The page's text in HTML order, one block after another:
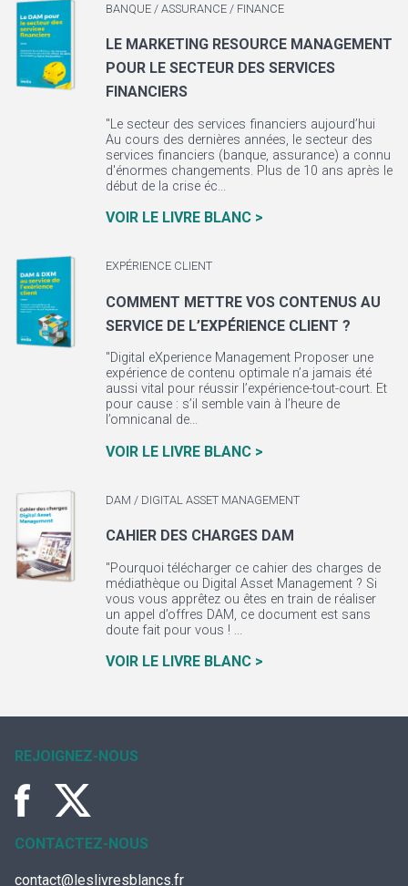
BANQUE / ASSURANCE / FINANCE
LE MARKETING RESOURCE MANAGEMENT
POUR LE SECTEUR DES SERVICES
FINANCIERS
"Le secteur des services financiers aujourd’hui
Au cours des dernières années, le secteur des
services financiers (banque, assurance) a connu
d'énormes changements. Plus de 10 ans après le
début de la crise éc...
VOIR LE LIVRE BLANC >
EXPÉRIENCE CLIENT
COMMENT METTRE VOS CONTENUS AU
SERVICE DE L’EXPÉRIENCE CLIENT ?
"Digital eXperience Management Proposer une
expérience de contenu optimale n’a jamais été
aussi vital pour réussir l’expérience-tout-court. Et
pour cause : s’il semble vain à l’heure de
l’omnicanal de...
VOIR LE LIVRE BLANC >
DAM / DIGITAL ASSET MANAGEMENT
CAHIER DES CHARGES DAM
"Pourquoi télécharger ce cahier des charges de
médiathèque ou Digital Asset Management ? Si
vous vous apprêtez ou êtes en train de réaliser
un appel d’offres DAM, ce document est sans
doute fait pour vous ! ...
VOIR LE LIVRE BLANC >
REJOIGNEZ-NOUS
CONTACTEZ-NOUS
contact@leslivresblancs.fr